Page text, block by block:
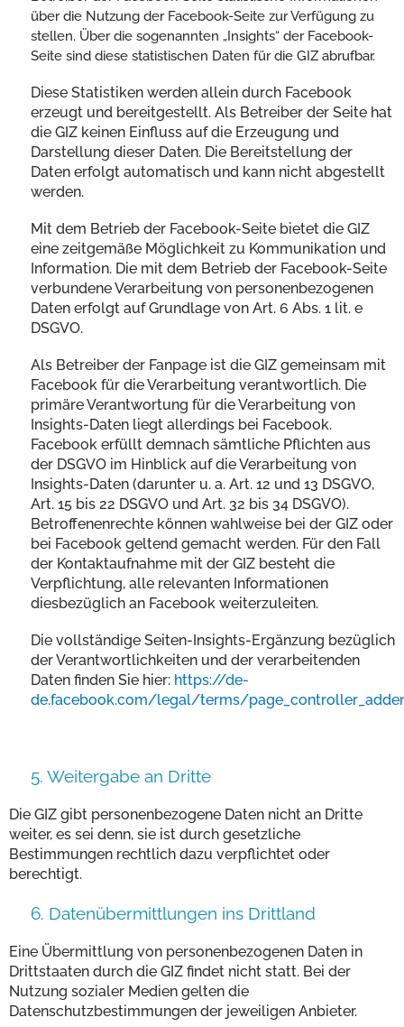
über die Nutzung der Facebook-Seite zur Verfügung zu
stellen. Über die sogenannten „Insights“ der Facebook-
Seite sind diese statistischen Daten für die GIZ abrufbar.
Diese Statistiken werden allein durch Facebook
erzeugt und bereitgestellt. Als Betreiber der Seite hat
die GIZ keinen Einfluss auf die Erzeugung und
Darstellung dieser Daten. Die Bereitstellung der
Daten erfolgt automatisch und kann nicht abgestellt
werden.
Mit dem Betrieb der Facebook-Seite bietet die GIZ
eine zeitgemäße Möglichkeit zu Kommunikation und
Information. Die mit dem Betrieb der Facebook-Seite
verbundene Verarbeitung von personenbezogenen
Daten erfolgt auf Grundlage von Art. 6 Abs. 1 lit. e
DSGVO.
Als Betreiber der Fanpage ist die GIZ gemeinsam mit
Facebook für die Verarbeitung verantwortlich. Die
primäre Verantwortung für die Verarbeitung von
Insights-Daten liegt allerdings bei Facebook.
Facebook erfüllt demnach sämtliche Pflichten aus
der DSGVO im Hinblick auf die Verarbeitung von
Insights-Daten (darunter u. a. Art. 12 und 13 DSGVO,
Art. 15 bis 22 DSGVO und Art. 32 bis 34 DSGVO).
Betroffenenrechte können wahlweise bei der GIZ oder
bei Facebook geltend gemacht werden. Für den Fall
der Kontaktaufnahme mit der GIZ besteht die
Verpflichtung, alle relevanten Informationen
diesbezüglich an Facebook weiterzuleiten.
Die vollständige Seiten-Insights-Ergänzung bezüglich
der Verantwortlichkeiten und der verarbeitenden
Daten finden Sie hier: https://de-
de.facebook.com/legal/terms/
5. Weitergabe an Dritte
Die GIZ gibt personenbezogene Daten nicht an Dritte
weiter, es sei denn, sie ist durch gesetzliche
Bestimmungen rechtlich dazu verpflichtet oder
berechtigt.
6. Datenübermittlungen ins Drittland
Eine Übermittlung von personenbezogenen Daten in
Drittstaaten durch die GIZ findet nicht statt. Bei der
Nutzung sozialer Medien gelten die
Datenschutzbestimmungen der jeweiligen Anbieter.